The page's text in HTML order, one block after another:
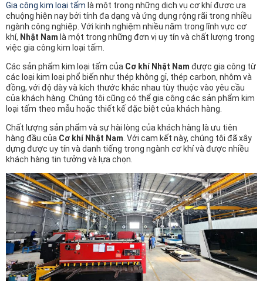
Gia công kim loại tấm là một trong những dịch vụ cơ khí được ưa
chuộng hiện nay bởi tính đa dạng và ứng dụng rộng rãi trong nhiều
ngành công nghiệp. Với kinh nghiệm nhiều năm trong lĩnh vực cơ
khí, Nhật Nam là một trong những đơn vị uy tín và chất lượng trong
việc gia công kim loại tấm.
Các sản phẩm kim loại tấm của Cơ khí Nhật Nam được gia công từ
các loại kim loại phổ biến như thép không gỉ, thép carbon, nhôm và
đồng, với độ dày và kích thước khác nhau tùy thuộc vào yêu cầu
của khách hàng. Chúng tôi cũng có thể gia công các sản phẩm kim
loại tấm theo mẫu hoặc thiết kế đặc biệt của khách hàng.
Chất lượng sản phẩm và sự hài lòng của khách hàng là ưu tiên
hàng đầu của Cơ khí Nhật Nam. Với cam kết này, chúng tôi đã xây
dựng được uy tín và danh tiếng trong ngành cơ khí và được nhiều
khách hàng tin tưởng và lựa chọn.